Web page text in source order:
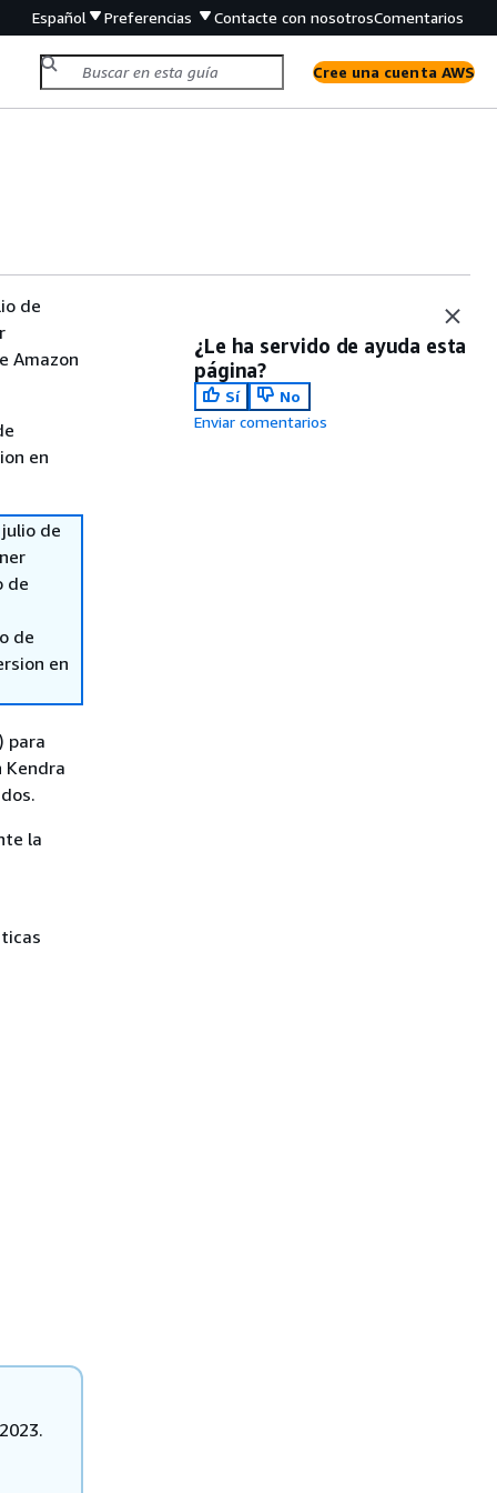
Español Preferencias Contacte con nosotrosComentarios
Cree una cuenta AWS
de
Amazon
en
de
de
de
en
para
Kendra
la
¿Le ha servido de ayuda esta
página?
Sí
No
Enviar comentarios